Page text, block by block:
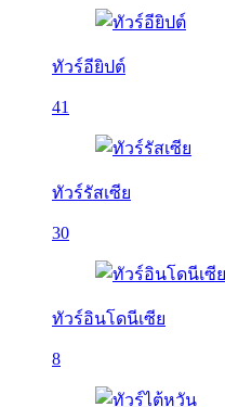
ทัวร์อียิปต์
41
ทัวร์รัสเซีย
30
ทัวร์อินโดนีเซีย
8